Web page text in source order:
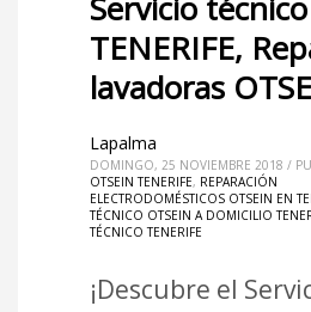
TENERIFE,
lavadoras
Lapalma
DOMINGO, 25 NOVIEMBRE 2018 /
OTSEIN TENERIFE, REPARACIÓN
ELECTRODOMÉSTICOS OTSEIN EN
TÉCNICO OTSEIN A DOMICILIO
TÉCNICO TENERIFE
¡Descubre el